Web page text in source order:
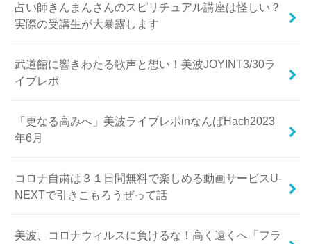
占い師きんまんさんのスピリチュアル講座は怪しい？
実際の受講生が大暴露します
武道館に響きわたる歌声と想い！美波JOYINT3/30ラ
イブレポ
「更なる高みへ」美波ライブレポinなんばHach2023
年6月
コロナ自粛は３１日間無料で楽しめる動画サービスU-
NEXTで引きこもろうぜって話
美波、コロナウィルスに負けるな！高く遠くへ「フラ